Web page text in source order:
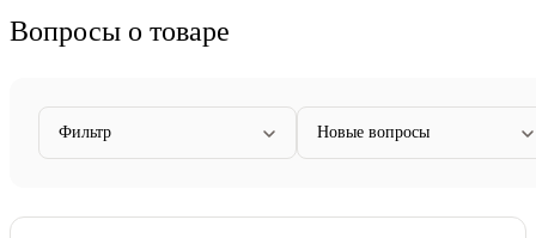
Вопросы о товаре
Фильтр Новые вопросы